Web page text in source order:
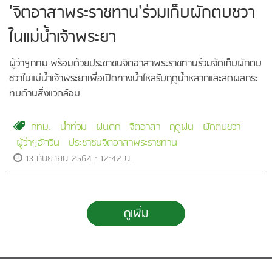
'จิตอาสาพระราชทาน'ร่วมเก็บผักตบชวา
ในแม่น้ำเจ้าพระยา
ผู้ว่าฯกทม.พร้อมด้วยประชาชนจิตอาสาพระราชทานร่วมจัดเก็บผักตบ
ชวาในแม่น้ำเจ้าพระยาเพื่อเปิดทางน้ำไหลรับฤดูน้ำหลากและลดผลกระ
ทบด้านสิ่งแวดล้อม
กทม. น้ำท่วม ฝนตก จิตอาสา ฤดูฝน
ผักตบชวา
ผู้ว่าฯอัศวิน
ประชาชนจิตอาสาพระราชทาน
13 กันยายน 2564 : 12:42 น.
ดูเพิ่ม